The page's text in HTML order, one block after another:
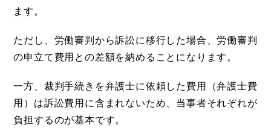
ます。
ただし、労働審判から訴訟に移行した場合、労働審判
の申立て費用との差額を納めることになります。
一方、裁判手続きを弁護士に依頼した費用（弁護士費
用）は訴訟費用に含まれないため、当事者それぞれが
負担するのが基本です。